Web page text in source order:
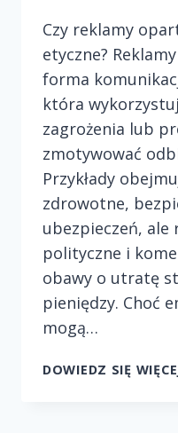
Czy reklamy
etyczne?
forma
która
zagrożenia lub
zmotywować
Przykłady
zdrowotne,
ubezpieczeń, ale
polityczne i
obawy o utratę
pieniędzy. Choć
mogą…
DOWIEDZ SIĘ